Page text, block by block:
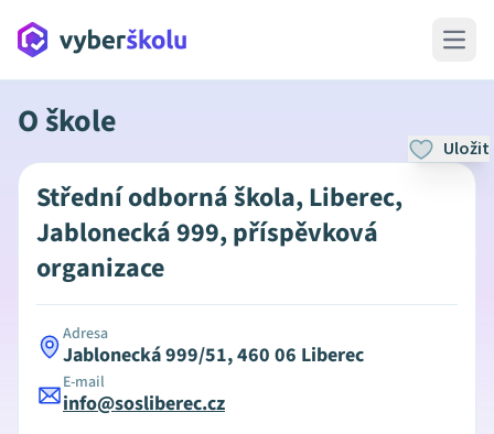
Open
O škole
Uložit
Střední odborná škola, Liberec,
Jablonecká 999, příspěvková
organizace
Adresa
Jablonecká 999/51, 460 06 Liberec
E-mail
info@sosliberec.cz